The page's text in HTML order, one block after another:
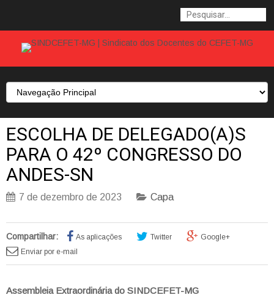
ESCOLHA DE DELEGADO(A)S
PARA O 42º CONGRESSO DO
ANDES-SN
7 de dezembro de 2023 Capa
Compartilhar: As aplicações Twitter
Google+
Enviar por e-mail
Assembleia Extraordinária do SINDCEFET-MG